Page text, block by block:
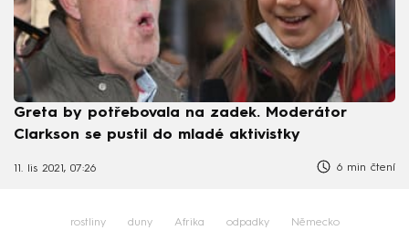
Greta by potřebovala na zadek. Moderátor
Clarkson se pustil do mladé aktivistky
11. lis 2021, 07:26 6 min čtení
rostliny duny Afrika odpadky Německo